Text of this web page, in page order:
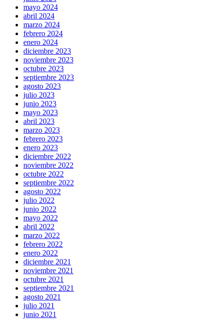
mayo 2024
abril 2024
marzo 2024
febrero 2024
enero 2024
diciembre 2023
noviembre 2023
octubre 2023
septiembre 2023
agosto 2023
julio 2023
junio 2023
mayo 2023
abril 2023
marzo 2023
febrero 2023
enero 2023
diciembre 2022
noviembre 2022
octubre 2022
septiembre 2022
agosto 2022
julio 2022
junio 2022
mayo 2022
abril 2022
marzo 2022
febrero 2022
enero 2022
diciembre 2021
noviembre 2021
octubre 2021
septiembre 2021
agosto 2021
julio 2021
junio 2021